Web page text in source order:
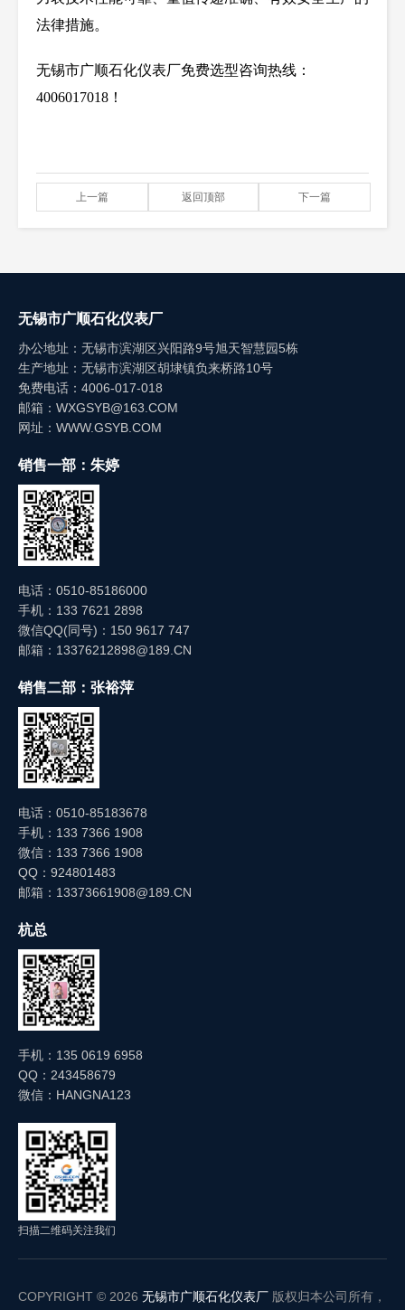
法律措施。
无锡市广顺石化仪表厂免费选型咨询热线：
4006017018！
上一篇 返回顶部 下一篇
无锡市广顺石化仪表厂
办公地址：无锡市滨湖区兴阳路9号旭天智慧园5栋
生产地址：无锡市滨湖区胡埭镇负来桥路10号
免费电话：4006-017-018
邮箱：WXGSYB@163.COM
网址：WWW.GSYB.COM
销售一部：朱婷
电话：0510-85186000
手机：133 7621 2898
微信QQ(同号)：150 9617 747
邮箱：13376212898@189.CN
销售二部：张裕萍
电话：0510-85183678
手机：133 7366 1908
微信：133 7366 1908
QQ：924801483
邮箱：13373661908@189.CN
杭总
手机：135 0619 6958
QQ：243458679
微信：HANGNA123
扫描二维码关注我们
COPYRIGHT © 2026 无锡市广顺石化仪表厂 版权归本公司所有，